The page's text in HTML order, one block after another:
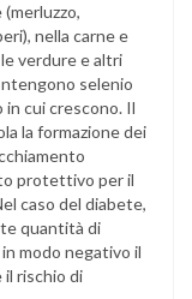
nella carne e
verdure e altri
selenio
cui crescono. Il
la formazione dei
protettivo per il
caso del diabete,
quantità di
modo negativo il
il rischio di